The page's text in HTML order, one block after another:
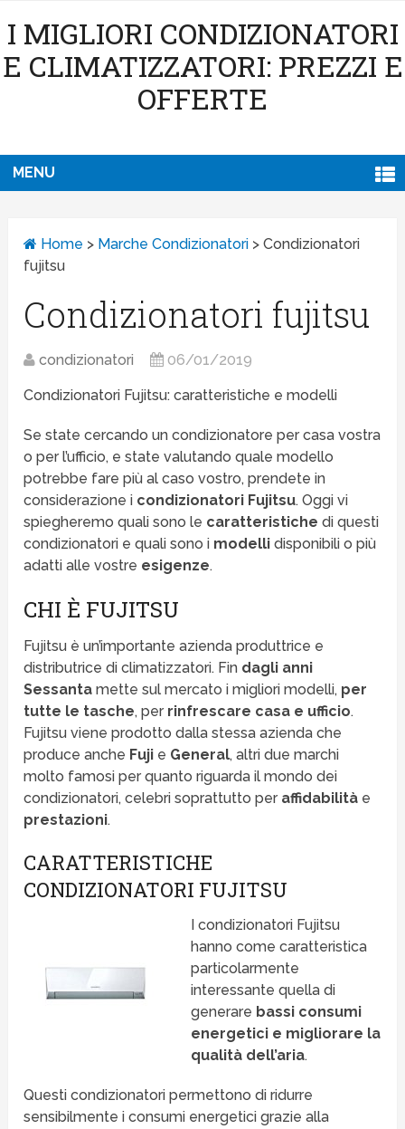
I MIGLIORI CONDIZIONATORI
E CLIMATIZZATORI: PREZZI E
OFFERTE
MENU
Home > Marche Condizionatori >Condizionatori
fujitsu
Condizionatori fujitsu
condizionatori 06/01/2019
Condizionatori Fujitsu: caratteristiche e modelli
Se state cercando un condizionatore per casa vostra
o per l’ufficio, e state valutando quale modello
potrebbe fare più al caso vostro, prendete in
considerazione i condizionatori Fujitsu. Oggi vi
spiegheremo quali sono le caratteristiche di questi
condizionatori e quali sono i modelli disponibili o più
adatti alle vostre esigenze.
CHI È FUJITSU
Fujitsu è un’importante azienda produttrice e
distributrice di climatizzatori. Fin dagli anni
Sessanta mette sul mercato i migliori modelli, per
tutte le tasche, per rinfrescare casa e ufficio.
Fujitsu viene prodotto dalla stessa azienda che
produce anche Fuji e General, altri due marchi
molto famosi per quanto riguarda il mondo dei
condizionatori, celebri soprattutto per affidabilità e
prestazioni.
CARATTERISTICHE
CONDIZIONATORI FUJITSU
I condizionatori Fujitsu
hanno come caratteristica
particolarmente
interessante quella di
generare bassi consumi
energetici e migliorare la
qualità dell’aria.
Questi condizionatori permettono di ridurre
sensibilmente i consumi energetici grazie alla